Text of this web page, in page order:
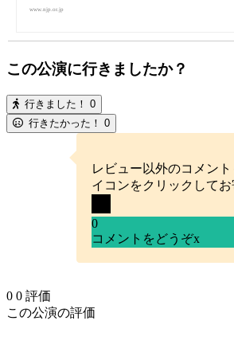
www.njp.or.jp
この公演に行きましたか？
行きました！ 0
行きたかった！ 0
レビュー以外のコメン
イコンをクリックして
0
コメントをどうぞx
0 0 評価
この公演の評価